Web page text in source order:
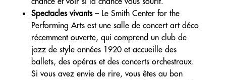
Spectacles vivants– Le Smith Center for the
Performing Arts est une salle de concert art déco
récemment ouverte, qui comprend un club de
jazz de style années 1920 et accueille des
ballets, des opéras et des concerts orchestraux.
Si vous avez envie de rire, vous êtes au bon